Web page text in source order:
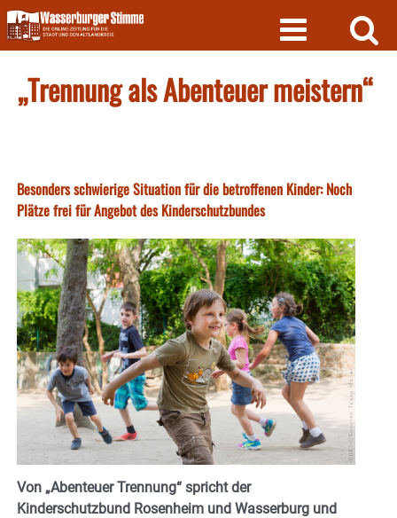
Skip
to
content
„Trennung als Abenteuer meistern“
Besonders schwierige Situation für die betroffenen Kinder: Noch
Plätze frei für Angebot des Kinderschutzbundes
Von „Abenteuer Trennung“ spricht der
Kinderschutzbund Rosenheim und Wasserburg und